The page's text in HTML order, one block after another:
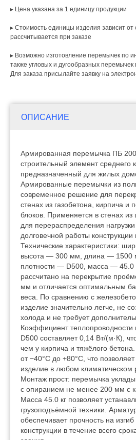
▸ Цена указана за 1 единицу продукции
▸ Стоимость единицы изделия зависит
рассчитывается при заказе
▸ Возможно изготовление перемычек по
также угловых и дугообразных перемычек
Для заказа присылайте заявку на
Армированная перемычка ПБ
строительный элемент среднего
предназначенный для жилых
Армированные перемычки из
современное решение для
стенах из газобетона, кирпича и
блоков. Применяется в стенах
для перераспределения
долговечной работы
Технические характеристики:
высота — 300 мм, длина — 1500
плотности — D500, масса — 45.0
рассчитано на перекрытие
мм и отличается оптимальным
веса. По сравнению с
изделие значительно легче, не
холода и не требует
Коэффициент теплопроводности
D500 составляет 0,14 Вт/(м·К),
чем у кирпича и тяжёлого
от −40°C до +80°C, что
изделие в любом климатическом
Монтаж прост: перемычка
с опиранием не менее 200 мм с
Масса 45.0 кг позволяет
грузоподъёмной техники.
обеспечивает прочность на
конструкции в течение всего